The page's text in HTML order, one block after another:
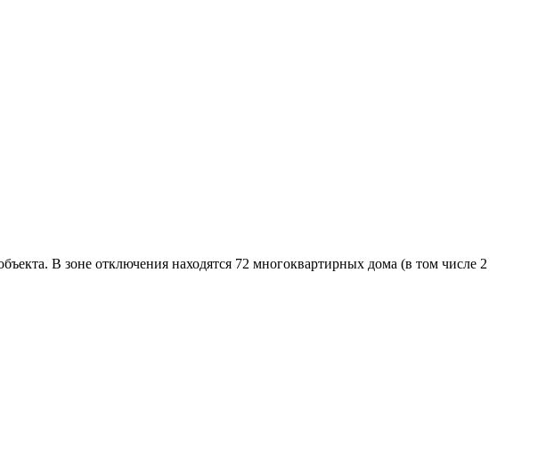
В зоне отключения находятся 72 многоквартирных дома (в том числе 2